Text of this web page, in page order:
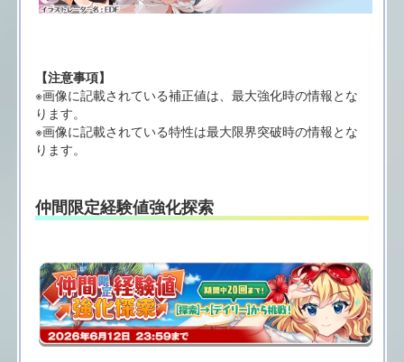
【注意事項】
※画像に記載されている補正値は、最大強化時の情報とな
ります。
※画像に記載されている特性は最大限界突破時の情報とな
ります。
仲間限定経験値強化探索